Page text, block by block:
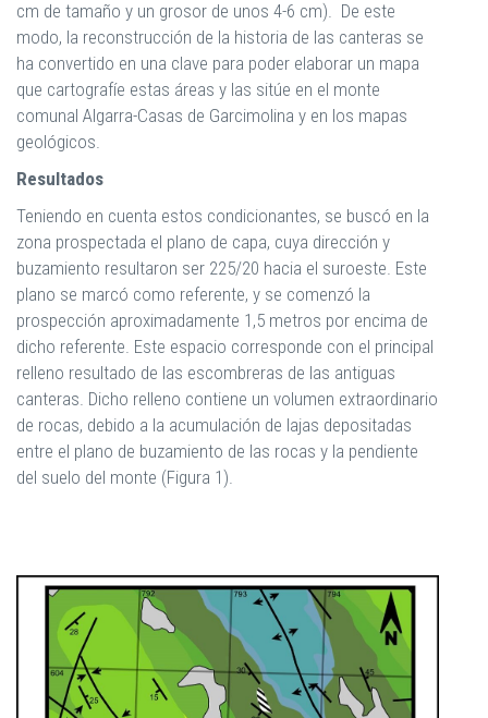
cm de tamaño y un grosor de unos 4-6 cm). De este
modo, la reconstrucción de la historia de las canteras se
ha convertido en una clave para poder elaborar un mapa
que cartografíe estas áreas y las sitúe en el monte
comunal Algarra-Casas de Garcimolina y en los mapas
geológicos.
Resultados
Teniendo en cuenta estos condicionantes, se buscó en la
zona prospectada el plano de capa, cuya dirección y
buzamiento resultaron ser 225/20 hacia el suroeste. Este
plano se marcó como referente, y se comenzó la
prospección aproximadamente 1,5 metros por encima de
dicho referente. Este espacio corresponde con el principal
relleno resultado de las escombreras de las antiguas
canteras. Dicho relleno contiene un volumen extraordinario
de rocas, debido a la acumulación de lajas depositadas
entre el plano de buzamiento de las rocas y la pendiente
del suelo del monte (Figura 1).